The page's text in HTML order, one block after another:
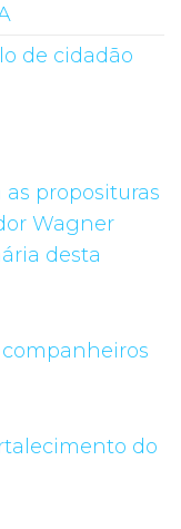
de cidadão
as proposituras
Wagner
desta
do